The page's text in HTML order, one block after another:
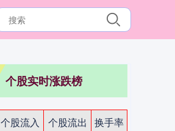
个股实时涨跌榜
个股流入 个股流出
换手率